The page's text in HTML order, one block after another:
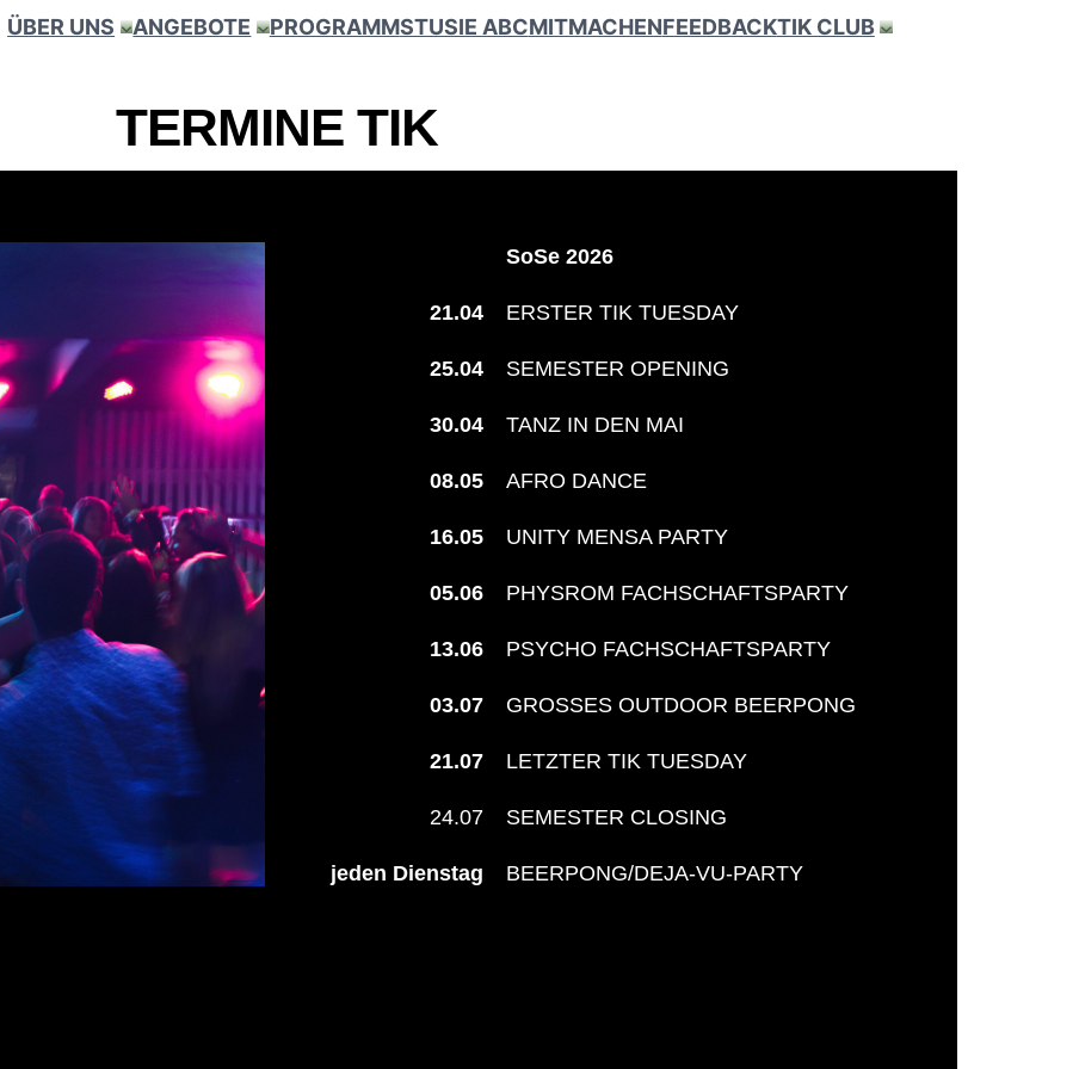
ÜBER UNS ANGEBOTE PROGRAMMSTUSIE ABCMITMACHENFEEDBACKTIK CLUB
TERMINE TIK
SoSe 2026
21.04 ERSTER TIK TUESDAY
25.04 SEMESTER OPENING
30.04 TANZ IN DEN MAI
08.05 AFRO DANCE
16.05 UNITY MENSA PARTY
05.06 PHYSROM FACHSCHAFTSPARTY
13.06 PSYCHO FACHSCHAFTSPARTY
03.07 GROSSES OUTDOOR BEERPONG
21.07 LETZTER TIK TUESDAY
24.07 SEMESTER CLOSING
jeden Dienstag BEERPONG/DEJA-VU-PARTY